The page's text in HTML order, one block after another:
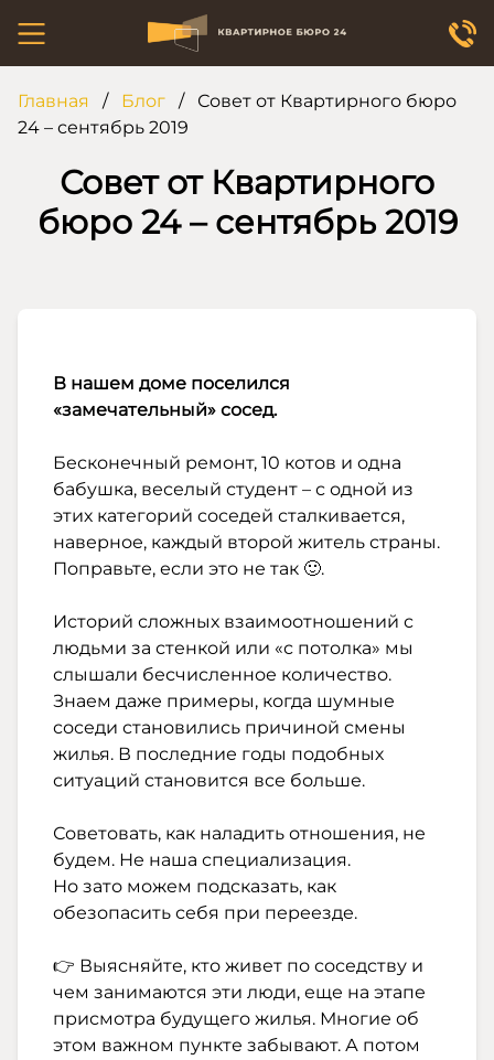
Главная / Блог / Совет от Квартирного бюро
24 – сентябрь 2019
Совет от Квартирного
бюро 24 – сентябрь 2019
В нашем доме поселился
«замечательный» сосед.
Бесконечный ремонт, 10 котов и одна
бабушка, веселый студент – с одной из
этих категорий соседей сталкивается,
наверное, каждый второй житель страны.
Поправьте, если это не так 🙂.
Историй сложных взаимоотношений с
людьми за стенкой или «с потолка» мы
слышали бесчисленное количество.
Знаем даже примеры, когда шумные
соседи становились причиной смены
жилья. В последние годы подобных
ситуаций становится все больше.
Советовать, как наладить отношения, не
будем. Не наша специализация.
Но зато можем подсказать, как
обезопасить себя при переезде.
👉 Выясняйте, кто живет по соседству и
чем занимаются эти люди, еще на этапе
присмотра будущего жилья. Многие об
этом важном пункте забывают. А потом